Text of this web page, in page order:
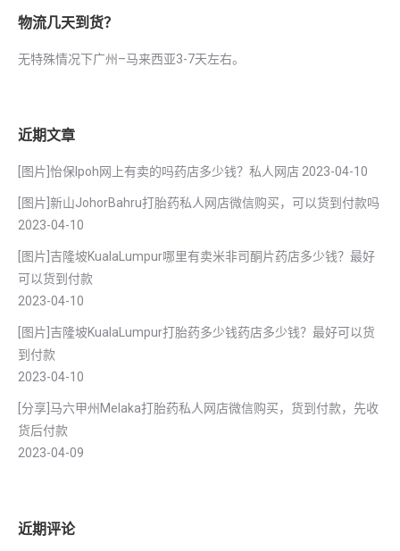
物流几天到货？
无特殊情况下广州–马来西亚3-7天左右。
近期文章
[图片]怡保lpoh网上有卖的吗药店多少钱？私人网店 2023-04-10
[图片]新山JohorBahru打胎药私人网店微信购买，可以货到付款吗
2023-04-10
[图片]吉隆坡KualaLumpur哪里有卖米非司酮片药店多少钱？最好
可以货到付款
2023-04-10
[图片]吉隆坡KualaLumpur打胎药多少钱药店多少钱？最好可以货
到付款
2023-04-10
[分享]马六甲州Melaka打胎药私人网店微信购买，货到付款，先收
货后付款
2023-04-09
近期评论